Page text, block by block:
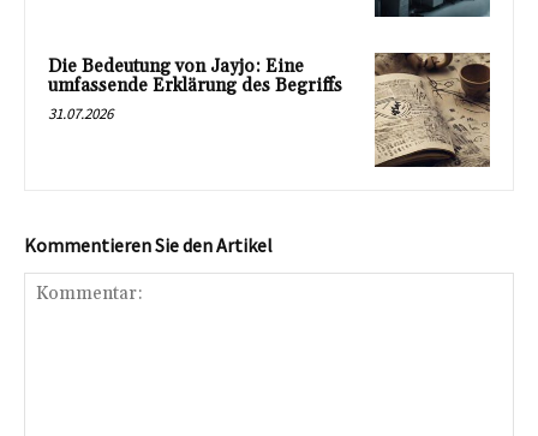
Die Bedeutung von Jayjo: Eine
umfassende Erklärung des Begriffs
31.07.2026
Kommentieren Sie den Artikel